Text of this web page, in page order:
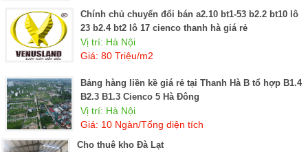
chính chủ chuyển đổi bán a2.10 bt1-53 b2.2 bt10 lô
23 b2.4 bt2 lô 17 cienco thanh hà giá rẻ
Vị trí: Hà Nội
Giá: 80 Triệu/m2
Bảng hàng liền kề giá rẻ tại Thanh Hà B tổ hợp B1.4
B2.3 B1.3 Cienco 5 Hà Đông
Vị trí: Hà Nội
Giá: 10 Ngàn/Tổng diện tích
Cho thuê kho Đà Lạt